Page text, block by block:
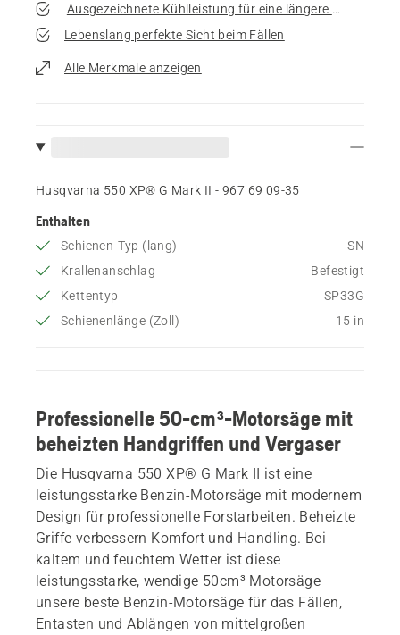
Ausgezeichnete Kühlleistung für eine längere
Lebenslang perfekte Sicht beim Fällen
Alle Merkmale anzeigen
Husqvarna 550 XP® G Mark II - 967 69 09‑35
Enthalten
Schienen-Typ (lang)
SN
Krallenanschlag
Befestigt
Kettentyp
SP33G
Schienenlänge (Zoll)
15 in
Professionelle 50-cm³-Motorsäge mit
beheizten Handgriffen und Vergaser
Die Husqvarna 550 XP® G Mark II ist eine
leistungsstarke Benzin-Motorsäge mit modernem
Design für professionelle Forstarbeiten. Beheizte
Griffe verbessern Komfort und Handling. Bei
kaltem und feuchtem Wetter ist diese
leistungsstarke, wendige 50cm³ Motorsäge
unsere beste Benzin-Motorsäge für das Fällen,
Entasten und Ablängen von mittelgroßen